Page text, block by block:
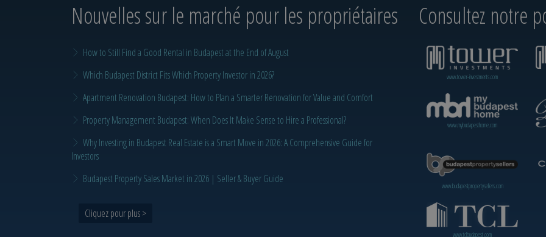
Nouvelles sur le marché pour les propriétaires
How to Still Find a Good Rental in Budapest at the End of August
Which Budapest District Fits Which Property Investor in 2026?
Apartment Renovation Budapest: How to Plan a Smarter Renovation for Value and Comfort
Property Management Budapest: When Does It Make Sense to Hire a Professional?
Why Investing in Budapest Real Estate is a Smart Move in 2026: A Comprehensive Guide for
Investors
Budapest Property Sales Market in 2026 | Seller & Buyer Guide
Cliquez pour plus >
Consultez notre
www.tower-investments.com
www.mybudapesthome.com
www.budapestpropertysellers.com
www.tclbudapest.com